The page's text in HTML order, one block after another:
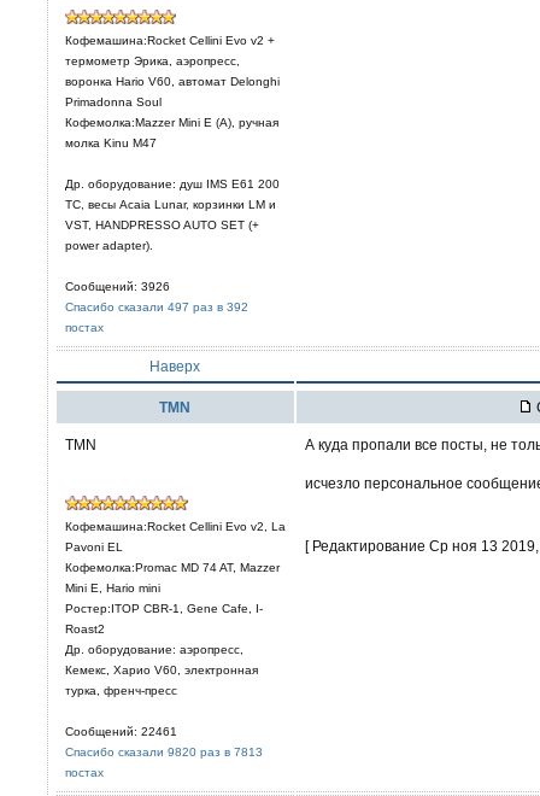
Кофемашина:Rocket Cellini Evo v2 +
термометр Эрика, аэропресс,
воронка Hario V60, автомат Delonghi
Primadonna Soul
Кофемолка:Mazzer Mini E (A), ручная
молка Kinu M47
Др. оборудование: душ IMS E61 200
TC, весы Acaia Lunar, корзинки LM и
VST, HANDPRESSO AUTO SET (+
power adapter).
Сообщений: 3926
Спасибо сказали 497 раз в 392
постах
Наверх
TMN
TMN
Кофемашина:Rocket Cellini Evo v2, La
Pavoni EL
Кофемолка:Promac MD 74 AT, Mazzer
Mini E, Hario mini
Ростер:ITOP CBR-1, Gene Cafe, I-
Roast2
Др. оборудование: аэропресс,
Кемекс, Харио V60, электронная
турка, френч-пресс
Сообщений: 22461
Спасибо сказали 9820 раз в 7813
постах
А куда пропали все посты, не
исчезло персональное
[ Редактирование Ср ноя 13